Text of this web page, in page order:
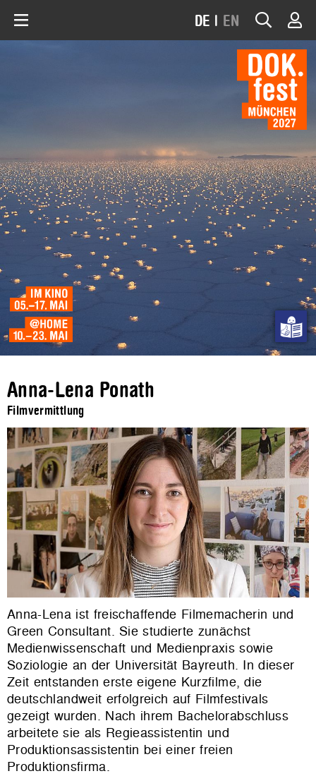
DE | EN
Anna-Lena Ponath
Filmvermittlung
Anna-Lena ist freischaffende Filmemacherin und
Green Consultant. Sie studierte zunächst
Medienwissenschaft und Medienpraxis sowie
Soziologie an der Universität Bayreuth. In dieser
Zeit entstanden erste eigene Kurzfilme, die
deutschlandweit erfolgreich auf Filmfestivals
gezeigt wurden. Nach ihrem Bachelorabschluss
arbeitete sie als Regieassistentin und
Produktionsassistentin bei einer freien
Produktionsfirma.